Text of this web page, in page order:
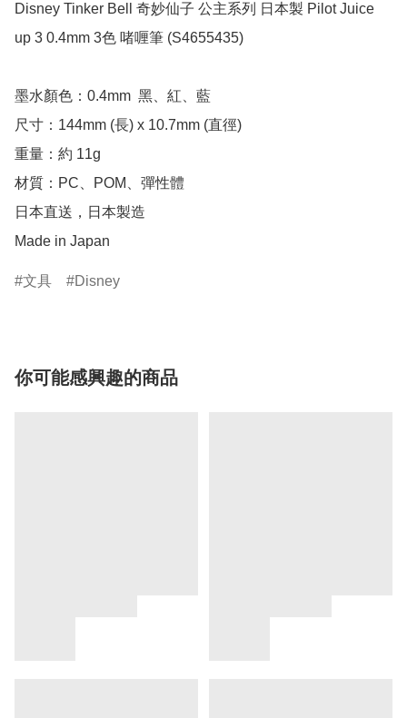
Disney Tinker Bell 奇妙仙子 公主系列 日本製 Pilot Juice
up 3 0.4mm 3色 啫喱筆 (S4655435)
墨水顏色：0.4mm  黑、紅、藍
尺寸：144mm (長) x 10.7mm (直徑)
重量：約 11g
材質：PC、POM、彈性體
日本直送，日本製造
Made in Japan
文具 Disney
你可能感興趣的商品